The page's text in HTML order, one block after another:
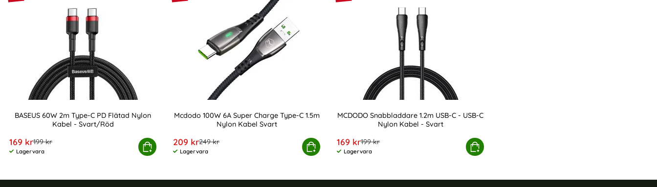
BASEUS 60W 2m Type-C PD Flätad Nylon
Kabel - Svart/Röd
rea pris
169 krtidigare pris
199 kr
Tillgänglighet:
Lagervara
Köp
BASEUS 60W 2m Type-C PD Flätad Nylon Kabel - Svart/Röd
Mcdodo 100W 6A Super Charge Type-C 1.5m
Nylon Kabel Svart
rea pris
209 krtidigare pris
249 kr
Tillgänglighet:
Lagervara
Köp
Mcdodo 100W 6A Super Charge Type-C 1.5m Nylon Kabel Svart
MCDODO Snabbladdare 1.2m USB-C - USB-C
Nylon Kabel - Svart
rea pris
169 krtidigare pris
199 kr
Tillgänglighet:
Lagervara
Köp
MCDODO Snabbladdare 1.2m USB-C - USB-C Nylon Kabel - Svart